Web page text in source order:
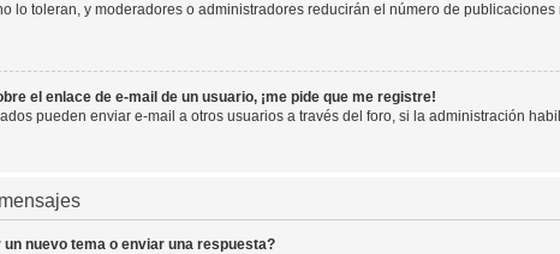
lo toleran, y moderadores o administradores reducirán el número de
el enlace de e-mail de un usuario, ¡me pide que me registre!
pueden enviar e-mail a otros usuarios a través del foro, si la administración
nuevo tema o enviar una respuesta?